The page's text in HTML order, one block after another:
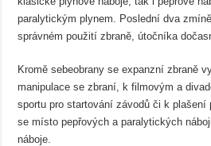
paralytickým plynem. Poslední dva
správném použití zbraně, útočníka
Kromě sebeobrany se expanzní zbraně
manipulace se zbraní, k filmovým a
sportu pro startování závodů či k
se místo pepřových a paralytických
náboje.